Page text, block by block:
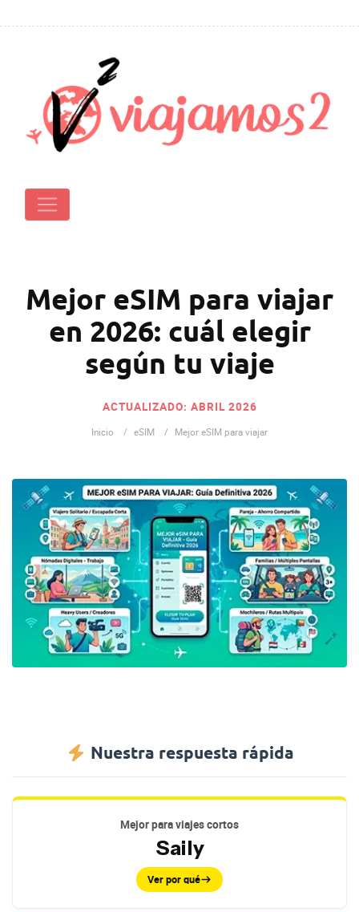
Mejor eSIM para viajar
en 2026: cuál elegir
según tu viaje
ACTUALIZADO: ABRIL 2026
Inicio eSIM Mejor eSIM para viajar
Nuestra respuesta rápida
Mejor para viajes cortos
Saily
Ver por qué